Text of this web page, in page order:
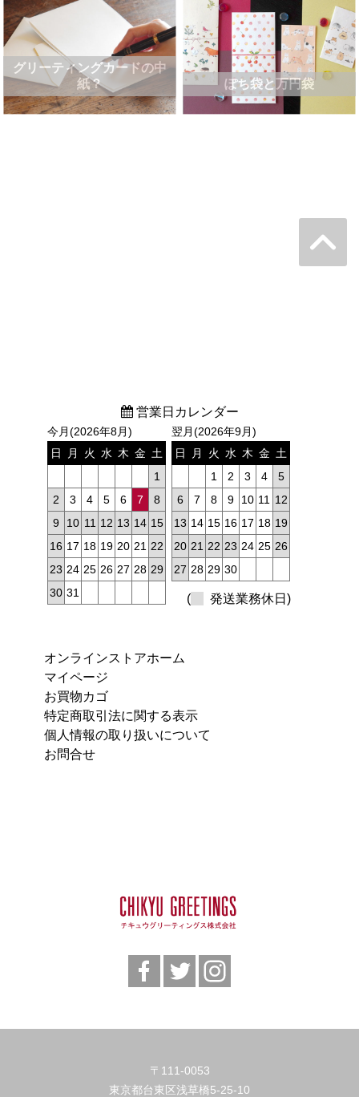
グリーティングカードの中
紙？
ぽち袋と万円袋
営業日カレンダー
今月(2026年8月)
日
月 火 水 木 金 土
1
2
3 4 5 6 7
8
9
10 11 12 13 14 15
16 17 18 19 20 21 22
23 24 25 26 27 28 29
30 31
翌月(2026年9月)
日
月 火 水 木 金 土
1
2 3 4
5
6
7 8 9 10 11
12
13 14 15 16 17 18 19
20 21 22 23 24 25 26
27 28 29 30
( 発送業務休日)
オンラインストアホーム
マイページ
お買物カゴ
特定商取引法に関する表示
個人情報の取り扱いについて
お問合せ
〒111-0053
東京都台東区浅草橋5-25-10